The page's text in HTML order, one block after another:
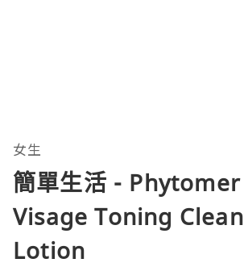
女生
簡單生活 -
Visage Toning
Lotion